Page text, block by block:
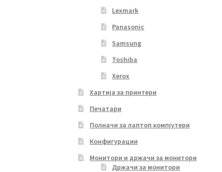
Lexmark
Panasonic
Samsung
Toshiba
Xerox
Хартија за принтери
Печатари
Полначи за лаптоп компјутери
Конфигурации
Монитори и држачи за монитори
Држачи за монитори